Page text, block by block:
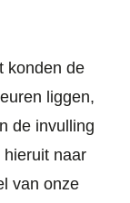
konden de
liggen,
de invulling
naar
van onze